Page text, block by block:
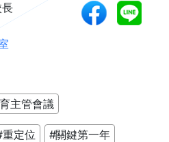
主管會議
定位 #關鍵第一年